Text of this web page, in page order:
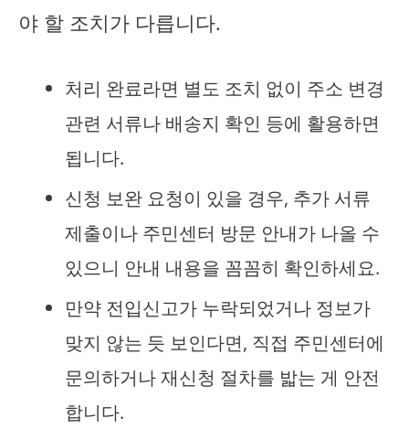
야 할 조치가 다릅니다.
처리 완료라면 별도 조치 없이 주소 변경
관련 서류나 배송지 확인 등에 활용하면
됩니다.
신청 보완 요청이 있을 경우, 추가 서류
제출이나 주민센터 방문 안내가 나올 수
있으니 안내 내용을 꼼꼼히 확인하세요.
만약 전입신고가 누락되었거나 정보가
맞지 않는 듯 보인다면, 직접 주민센터에
문의하거나 재신청 절차를 밟는 게 안전
합니다.